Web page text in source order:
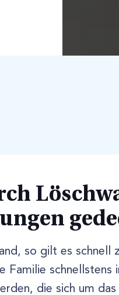
so gilt es schnell
schnellstens
die sich um das